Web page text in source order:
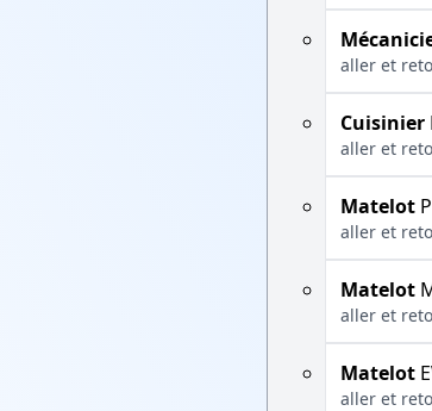
aller et
Cuisinier
aller et
Matelot
aller et
Matelot
aller et
Matelot
aller et